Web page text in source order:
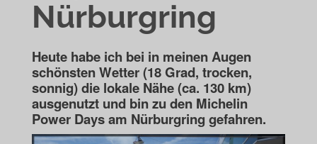
Nürburgring
Heute habe ich bei in meinen Augen
schönsten Wetter (18 Grad, trocken,
sonnig) die lokale Nähe (ca. 130 km)
ausgenutzt und bin zu den Michelin
Power Days am Nürburgring gefahren.